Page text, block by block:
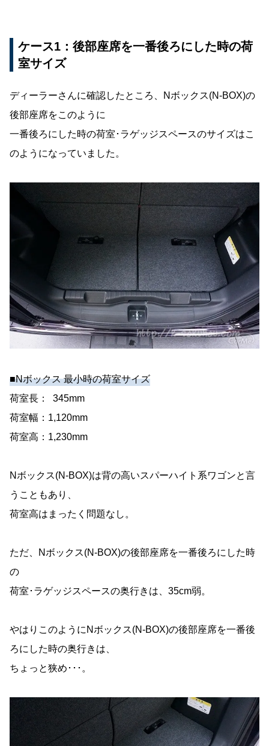
ケース1：後部座席を一番後ろにした時の荷
室サイズ
ディーラーさんに確認したところ、Nボックス(N-BOX)の
後部座席をこのように
一番後ろにした時の荷室･ラゲッジスペースのサイズはこ
のようになっていました。
■Nボックス 最小時の荷室サイズ
荷室長： 345mm
荷室幅：1,120mm
荷室高：1,230mm
Nボックス(N-BOX)は背の高いスパーハイト系ワゴンと言
うこともあり、
荷室高はまったく問題なし。
ただ、Nボックス(N-BOX)の後部座席を一番後ろにした時
の
荷室･ラゲッジスペースの奥行きは、35cm弱。
やはりこのようにNボックス(N-BOX)の後部座席を一番後
ろにした時の奥行きは、
ちょっと狭め･･･。